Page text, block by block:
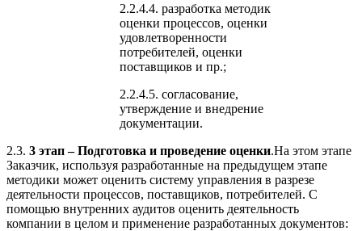
2.2.4.4. разработка методик
оценки процессов, оценки
удовлетворенности
потребителей, оценки
поставщиков и пр.;
2.2.4.5. согласование,
утверждение и внедрение
документации.
2.3. 3 этап – Подготовка и проведение оценки.На этом этапе
Заказчик, используя разработанные на предыдущем этапе
методики может оценить систему управления в разрезе
деятельности процессов, поставщиков, потребителей. С
помощью внутренних аудитов оценить деятельность
компании в целом и применение разработанных документов: